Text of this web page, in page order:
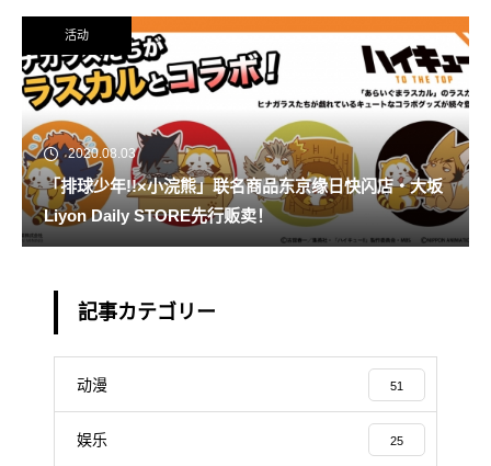
活动
2020.08.03
「排球少年!!×小浣熊」联名商品东京缘日快闪店・大坂
Liyon Daily STORE先行贩卖！
記事カテゴリー
动漫 51
娱乐 25